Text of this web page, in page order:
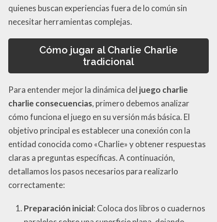
quienes buscan experiencias fuera de lo común sin
necesitar herramientas complejas.
Cómo jugar al Charlie Charlie
tradicional
Para entender mejor la dinámica del juego charlie
charlie consecuencias, primero debemos analizar
cómo funciona el juego en su versión más básica. El
objetivo principal es establecer una conexión con la
entidad conocida como «Charlie» y obtener respuestas
claras a preguntas específicas. A continuación,
detallamos los pasos necesarios para realizarlo
correctamente:
Preparación inicial: Coloca dos libros o cuadernos